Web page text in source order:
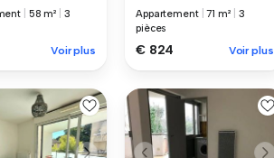
58 m²
3
Voir plus
Appartement |71 m²
3
pièces
€ 824 Voir plus